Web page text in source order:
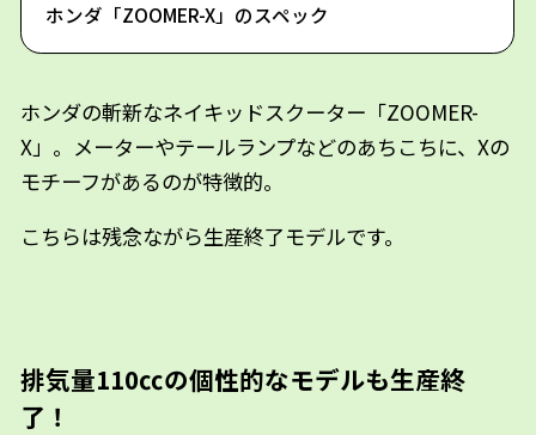
ホンダ「ZOOMER-X」のスペック
ホンダの斬新なネイキッドスクーター「ZOOMER-
X」。メーターやテールランプなどのあちこちに、Xの
モチーフがあるのが特徴的。
こちらは残念ながら生産終了モデルです。
排気量110㏄の個性的なモデルも生産終
了！